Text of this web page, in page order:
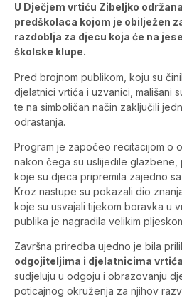
U Dječjem vrtiću Zibeljko
predškolaca kojom je obilježen
razdoblja za djecu koja će na
školske klupe.
Pred brojnom publikom, koju su
djelatnici vrtića i uzvanici, mališani
te na simboličan način zaključili
odrastanja.
Program je započeo recitacijom o
nakon čega su uslijedile
koje su djeca pripremila zajedno
Kroz nastupe su pokazali dio
koje su usvajali tijekom boravka u
publika je nagradila velikim
Završna priredba ujedno je bila
odgojiteljima i djelatnicima vrtića
sudjeluju u odgoju i obrazovanju
poticajnog okruženja za njihov